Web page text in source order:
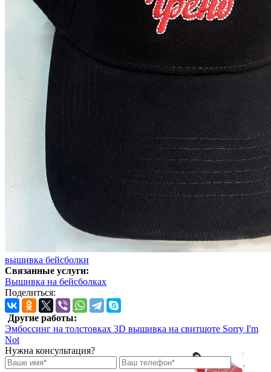
вышивка бейсболки
Связанные услуги:
Вышивка на бейсболках
Поделиться:
Другие работы:
Эмбоссинг на толстовках 3D вышивка на свитшоте Sorry I'm
Not
Нужна консультация?